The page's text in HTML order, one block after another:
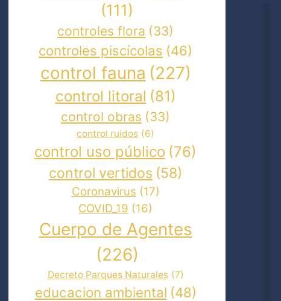
(111)
controles flora (33)
controles piscícolas (46)
control fauna (227)
control litoral (81)
control obras (33)
control ruidos (6)
control uso público (76)
control vertidos (58)
Coronavirus (17)
COVID_19 (16)
Cuerpo de Agentes
(226)
Decreto Parques Naturales (7)
educacion ambiental (48)